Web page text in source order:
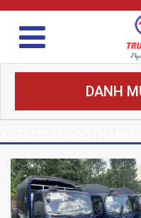
DANH